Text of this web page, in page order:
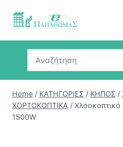
Home / ΚΑΤΗΓΟΡΙΕΣ / ΚΗΠΟΣ /
ΧΟΡΤΟΚΟΠΤΙΚΑ / Χλοοκοπτικό
1500W